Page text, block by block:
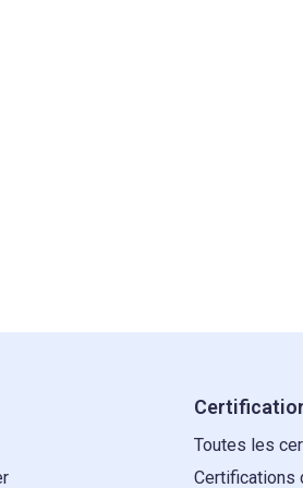
Toutes les
Certifications